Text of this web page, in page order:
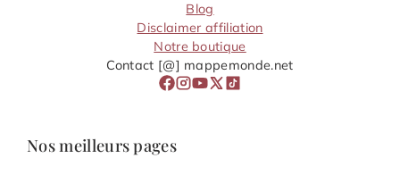
Blog
Disclaimer affiliation
Notre boutique
Contact [@] mappemonde.net
Nos meilleurs pages